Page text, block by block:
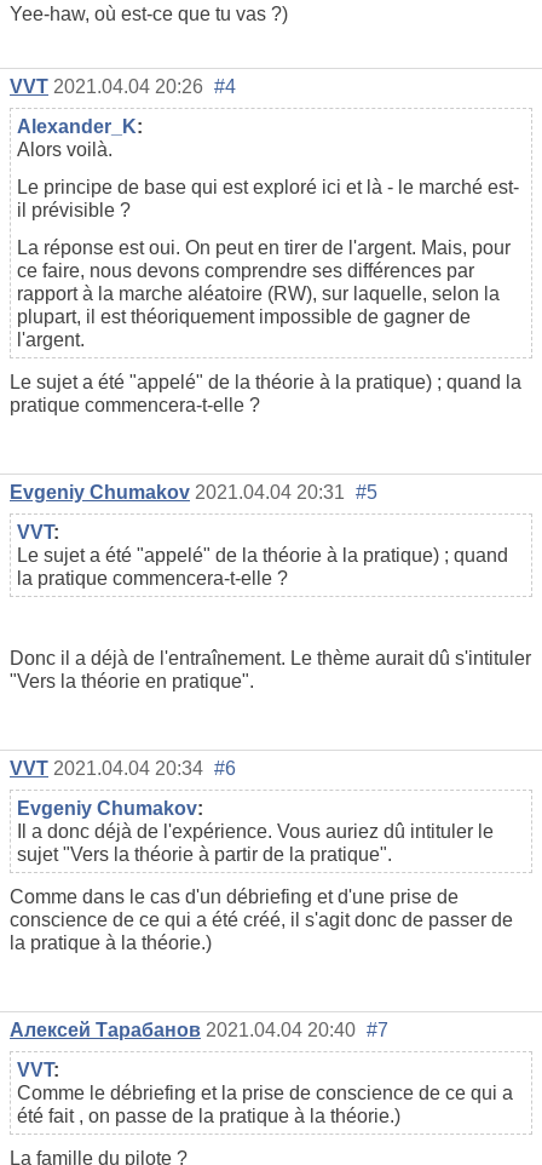
Yee-haw, où est-ce que tu vas ?)
VVT 2021.04.04 20:26 #4
Alexander_K:
Alors voilà.
Le principe de base qui est exploré ici et là - le marché est-
il prévisible ?
La réponse est oui. On peut en tirer de l'argent. Mais, pour
ce faire, nous devons comprendre ses différences par
rapport à la marche aléatoire (RW), sur laquelle, selon la
plupart, il est théoriquement impossible de gagner de
l'argent.
Le sujet a été "appelé" de la théorie à la pratique) ; quand la
pratique commencera-t-elle ?
Evgeniy Chumakov 2021.04.04 20:31 #5
VVT:
Le sujet a été "appelé" de la théorie à la pratique) ; quand
la pratique commencera-t-elle ?
Donc il a déjà de l'entraînement. Le thème aurait dû s'intituler
"Vers la théorie en pratique".
VVT 2021.04.04 20:34 #6
Evgeniy Chumakov:
Il a donc déjà de l'expérience. Vous auriez dû intituler le
sujet "Vers la théorie à partir de la pratique".
Comme dans le cas d'un débriefing et d'une prise de
conscience de ce qui a été créé, il s'agitdonc de passer de
la pratique à la théorie.)
Алексей Тарабанов 2021.04.04 20:40 #7
VVT:
Comme le débriefing et la prise de conscience de ce qui a
été fait , on passe de la pratique à la théorie.)
La famille du pilote ?